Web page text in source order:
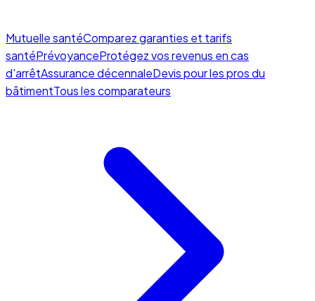
Mutuelle santéComparez garanties et tarifs
santéPrévoyanceProtégez vos revenus en cas
d'arrêtAssurance décennaleDevis pour les pros du
bâtimentTous les comparateurs